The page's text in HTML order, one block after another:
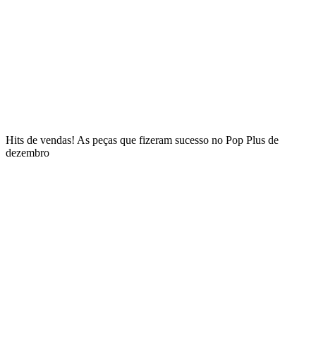
Hits de vendas! As peças que fizeram sucesso no Pop Plus de
dezembro